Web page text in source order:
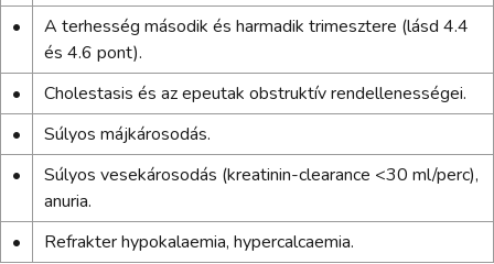
•
A terhesség második és harmadik trimesztere (lásd 4.4
és 4.6 pont).
•
Cholestasis és az epeutak obstruktív rendellenességei.
•
Súlyos májkárosodás.
•
Súlyos vesekárosodás (kreatinin-clearance <30 ml/perc),
anuria.
•
Refrakter hypokalaemia, hypercalcaemia.